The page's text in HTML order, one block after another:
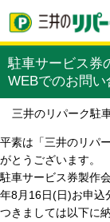
駐車サービス券
WEBでのお問い
三井のリパーク駐
平素は「三井のリパ
がとうございます。
駐車サービス券製作
年8月16日(日)お申込
つきましては以下に